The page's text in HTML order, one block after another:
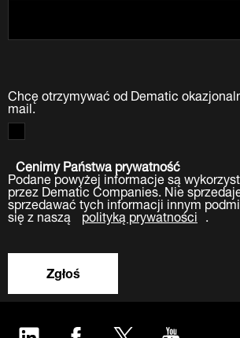
Chcę otrzymywać od Dematic
mail.
Cenimy Państwa prywatność
Podane powyżej informacje są
przez Dematic Companies. Nie
sprzedawać tych informacji innym
się z naszą polityką prywatności .
Zgłoś